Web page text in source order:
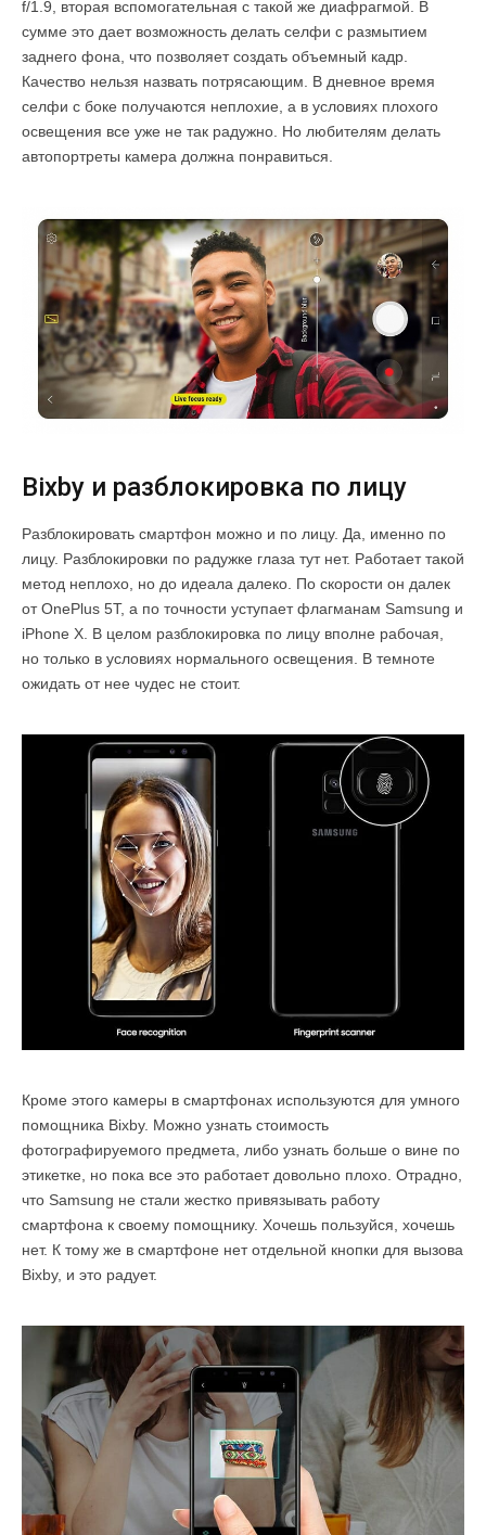
f/1.9, вторая вспомогательная с такой же диафрагмой. В
сумме это дает возможность делать селфи с размытием
заднего фона, что позволяет создать объемный кадр.
Качество нельзя назвать потрясающим. В дневное время
селфи с боке получаются неплохие, а в условиях плохого
освещения все уже не так радужно. Но любителям делать
автопортреты камера должна понравиться.
Bixby и разблокировка по лицу
Разблокировать смартфон можно и по лицу. Да, именно по
лицу. Разблокировки по радужке глаза тут нет. Работает такой
метод неплохо, но до идеала далеко. По скорости он далек
от OnePlus 5T, а по точности уступает флагманам Samsung и
iPhone X. В целом разблокировка по лицу вполне рабочая,
но только в условиях нормального освещения. В темноте
ожидать от нее чудес не стоит.
Кроме этого камеры в смартфонах используются для умного
помощника Bixby. Можно узнать стоимость
фотографируемого предмета, либо узнать больше о вине по
этикетке, но пока все это работает довольно плохо. Отрадно,
что Samsung не стали жестко привязывать работу
смартфона к своему помощнику. Хочешь пользуйся, хочешь
нет. К тому же в смартфоне нет отдельной кнопки для вызова
Bixby, и это радует.